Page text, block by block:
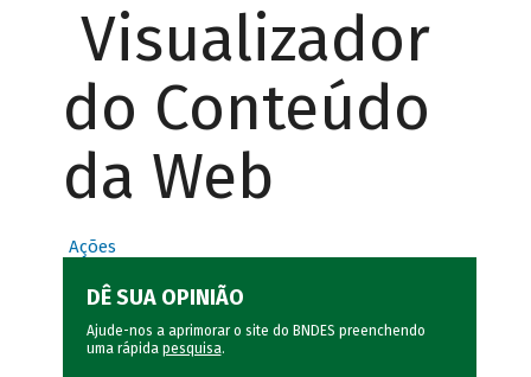
Visualizador
do Conteúdo
da Web
Ações
DÊ SUA OPINIÃO
Ajude-nos a aprimorar o site do BNDES preenchendo
uma rápida pesquisa.